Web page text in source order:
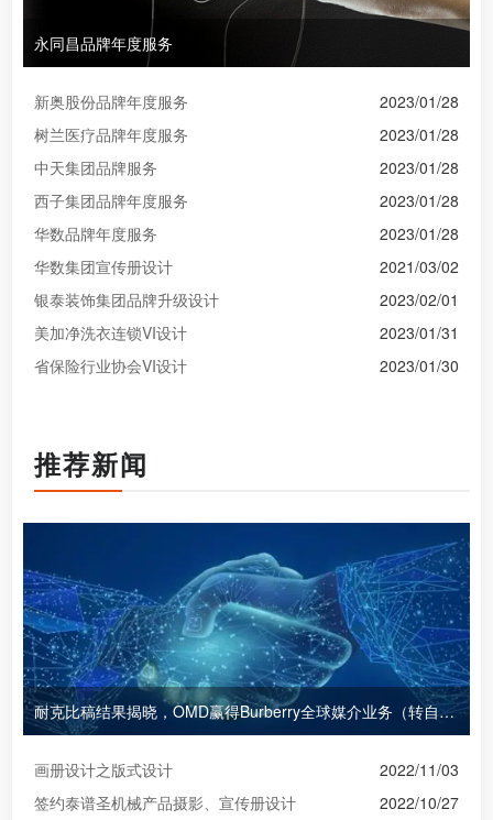
永同昌品牌年度服务
2023/01/28
新奥股份品牌年度服务
2023/01/28
树兰医疗品牌年度服务
2023/01/28
中天集团品牌服务
2023/01/28
西子集团品牌年度服务
2023/01/28
华数品牌年度服务
2021/03/02
华数集团宣传册设计
2023/02/01
银泰装饰集团品牌升级设计
2023/01/31
美加净洗衣连锁VI设计
2023/01/30
省保险行业协会VI设计
推荐新闻
耐克比稿结果揭晓，OMD赢得Burberry全球媒介业务（转自广告狂人日报）
2022/11/03
画册设计之版式设计
2022/10/27
签约泰谱圣机械产品摄影、宣传册设计